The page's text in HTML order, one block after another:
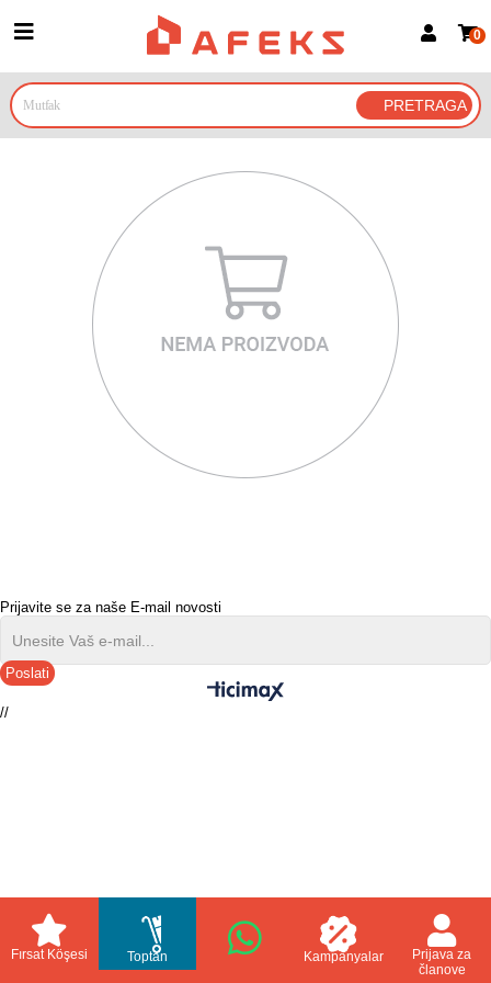
Prijava za članove
Prijavite se Google nalogom
0
Prijavite se za naše E-mail novosti
Poslati
//
Fırsat Köşesi Toptan Kampanyalar
Prijava za
članove